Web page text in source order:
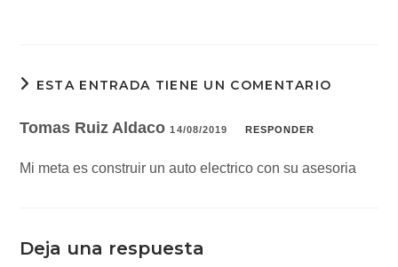
ESTA ENTRADA TIENE UN COMENTARIO
Tomas Ruiz Aldaco14/08/2019 RESPONDER
Mi meta es construir un auto electrico con su asesoria
Deja una respuesta